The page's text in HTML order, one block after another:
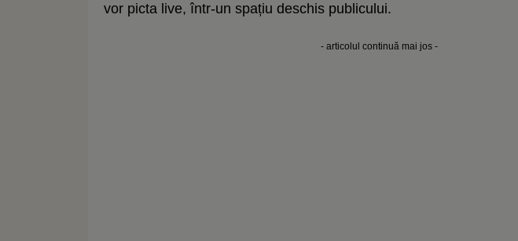
vor picta live, într-un spațiu deschis publicului.
- articolul continuă mai jos -